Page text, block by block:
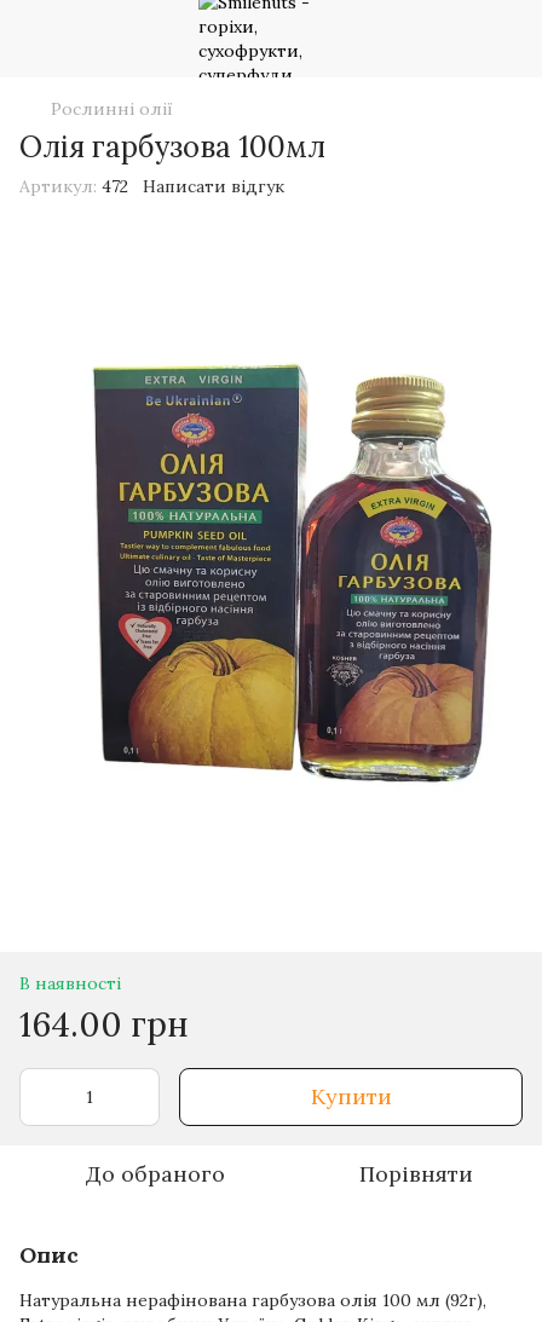
Рослинні олії
Олія гарбузова 100мл
Артикул: 472 Написати відгук
В наявності
164.00 грн
Купити
До обраного Порівняти
Опис
Натуральна нерафінована гарбузова олія 100 мл (92г),